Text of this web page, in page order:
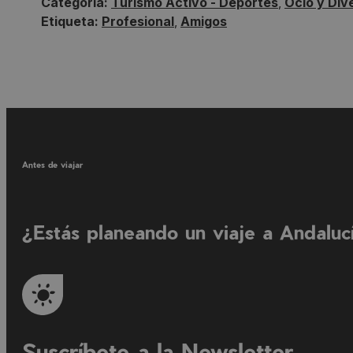
Etiqueta: Profesional, Amigos
Antes de viajar
¿Estás planeando un viaje a